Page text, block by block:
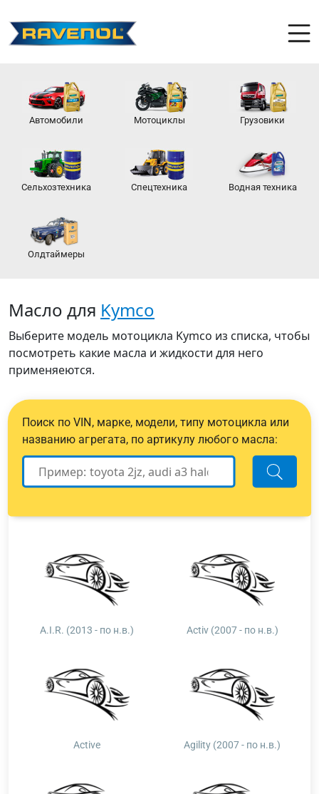
Автомобили Мотоциклы Грузовики
Сельхозтехника Спецтехника Водная техника
Олдтаймеры
Масло для Kymco
Выберите модель мотоцикла Kymco из списка, чтобы
посмотреть какие масла и жидкости для него
применяеются.
Поиск по VIN, марке, модели, типу мотоцикла или
названию агрегата, по артикулу любого масла:
A.I.R. (2013 - по н.в.) Activ (2007 - по н.в.)
Active Agility (2007 - по н.в.)